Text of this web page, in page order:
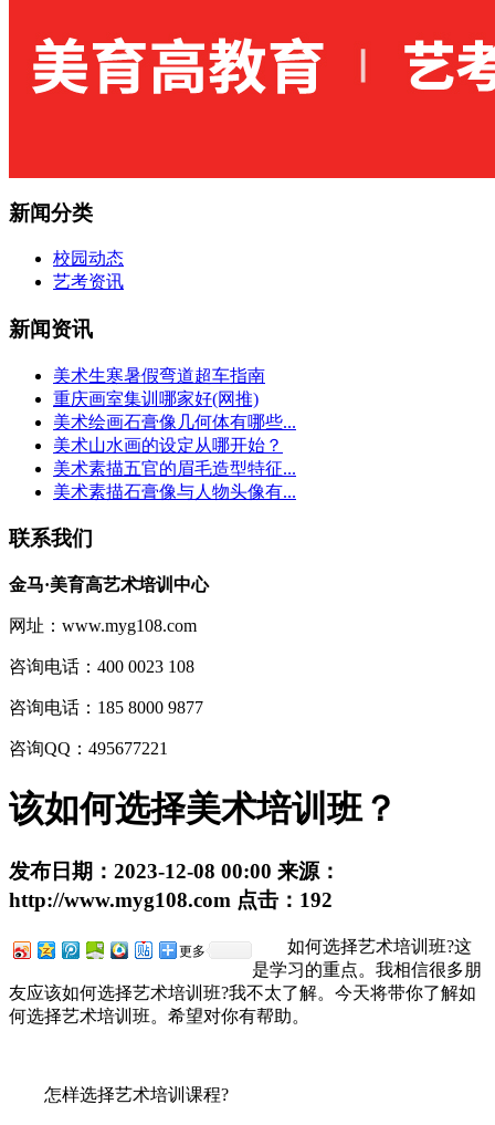
新闻分类
校园动态
艺考资讯
新闻资讯
美术生寒暑假弯道超车指南
重庆画室集训哪家好(网推)
美术绘画石膏像几何体有哪些...
美术山水画的设定从哪开始？
美术素描五官的眉毛造型特征...
美术素描石膏像与人物头像有...
联系我们
金马·美育高艺术培训中心
网址：www.myg108.com
咨询电话：400 0023 108
咨询电话：185 8000 9877
咨询QQ：495677221
该如何选择美术培训班？
发布日期： 2023-12-08 00:00 来源：
http://www.myg108.com 点击： 192
更多
如何选择艺术培训班?这
是学习的重点。我相信很多朋
友应该如何选择艺术培训班?我不太了解。今天将带你了解如
何选择艺术培训班。希望对你有帮助。
怎样选择艺术培训课程?